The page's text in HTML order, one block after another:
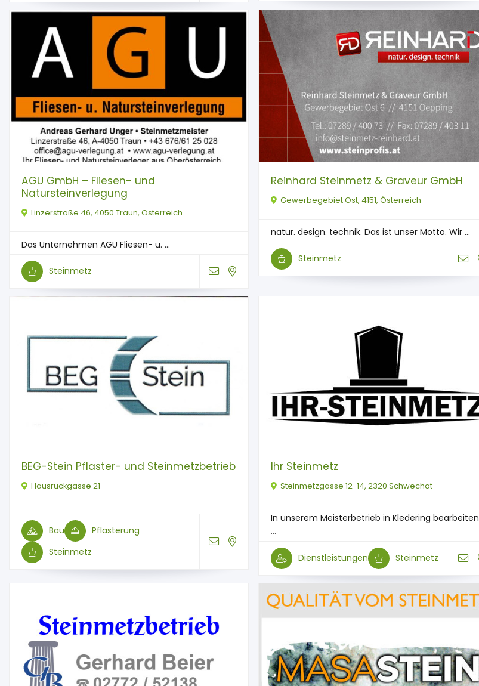
AGU GmbH – Fliesen- und
Natursteinverlegung
Linzerstraße 46, 4050 Traun, Österreich
Das Unternehmen AGU Fliesen- u. ...
Steinmetz
Reinhard Steinmetz & Graveur GmbH
Gewerbegebiet Ost, 4151, Österreich
natur. design. technik. Das ist unser Motto. Wir ...
Steinmetz
BEG-Stein Pflaster- und Steinmetzbetrieb
Hausruckgasse 21
Bau
Pflasterung
Steinmetz
Ihr Steinmetz
Steinmetzgasse 12-14, 2320 Schwechat
In unserem Meisterbetrieb in Kledering bearbeiten
...
Dienstleistungen Steinmetz